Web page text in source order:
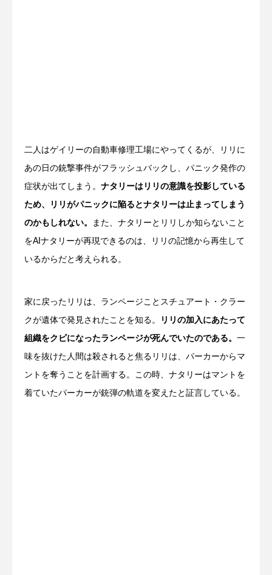
二人はゲイリーの自動車修理工場にやってくるが、リリに
あの日の銃撃事件がフラッシュバックし、パニック発作の
症状が出てしまう。 ナタリーはリリの意識を投影している
ため、リリがパニックに陥るとナタリーは止まってしまう
のかもしれない。 また、ナタリーとリリしか知らないこと
をAIナタリーが再現できるのは、リリの記憶から再生して
いるからだと考えられる。
家に戻ったリリは、ランページことスチュアート・クラー
クが遺体で発見されたことを知る。 リリの加入にあたって
組織をクビになったランページが死んでいたのである。 一
味を抜けた人間は殺されると焦るリリは、パーカーからマ
ントを奪うことを計画する。この時、ナタリーはマントを
着ていたパーカーが銃弾の軌道を変えたと証言している。